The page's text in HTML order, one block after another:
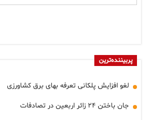
پربیننده‌ترین
لغو افزایش پلکانی تعرفه بهای برق کشاورزی
جان باختن ۲۴ زائر اربعین در تصادفات